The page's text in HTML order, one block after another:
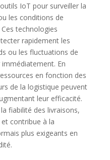
IoT pour surveiller la
les conditions de
technologies
rapidement les
ou les fluctuations de
En
en fonction des
de la logistique peuvent
leur efficacité.
fiabilité des livraisons,
contribue à la
plus exigeants en